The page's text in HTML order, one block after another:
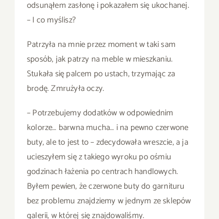
odsunąłem zasłonę i pokazałem się ukochanej.
– I co myślisz?
Patrzyła na mnie przez moment w taki sam
sposób, jak patrzy na meble w mieszkaniu.
Stukała się palcem po ustach, trzymając za
brodę. Zmrużyła oczy.
– Potrzebujemy dodatków w odpowiednim
kolorze… barwna mucha… i na pewno czerwone
buty, ale to jest to – zdecydowała wreszcie, a ja
ucieszyłem się z takiego wyroku po ośmiu
godzinach łażenia po centrach handlowych.
Byłem pewien, że czerwone buty do garnituru
bez problemu znajdziemy w jednym ze sklepów
galerii, w której się znajdowaliśmy.